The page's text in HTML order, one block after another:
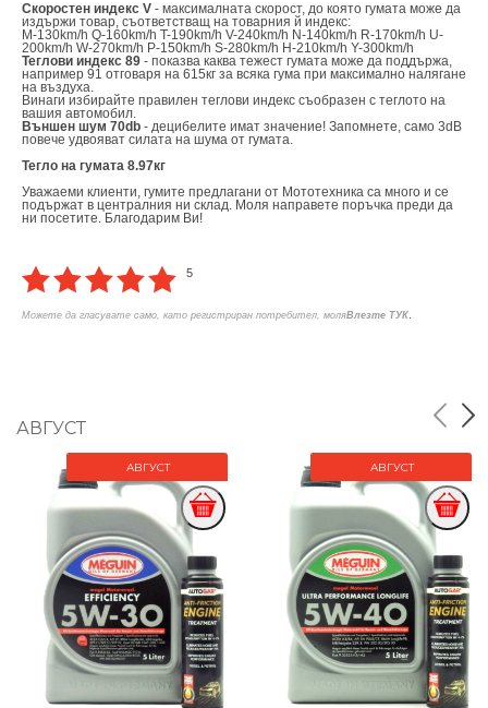
Скоростен индекс V - максималната скорост, до която гумата може да
издържи товар, съответстващ на товарния й индекс:
M-130km/h Q-160km/h T-190km/h V-240km/h N-140km/h R-170km/h U-
200km/h W-270km/h P-150km/h S-280km/h H-210km/h Y-300km/h
Теглови индекс 89 - показва каква тежест гумата може да поддържа,
например 91 отговаря на 615кг за всяка гума при максимално налягане
на въздуха.
Винаги избирайте правилен теглови индекс съобразен с теглото на
вашия автомобил.
Външен шум 70db - децибелите имат значение! Запомнете, само 3dB
повече удвояват силата на шума от гумата.
Тегло на гумата 8.97кг
Уважаеми клиенти, гумите предлагани от Мототехника са много и се
подържат в централния ни склад. Моля направете поръчка преди да
ни посетите. Благодарим Ви!
5
Можете да гласувате само, като регистриран потребител, моляВлезте ТУК
АВГУСТ
АВГУСТ АВГУСТ